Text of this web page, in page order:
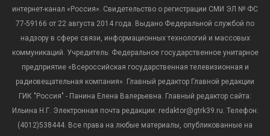
интернет-канал «Россия». Свидетельство о регистрации СМИ ЭЛ № ФС
77-59166 от 22 августа 2014 года. Выдано Федеральной службой по
надзору в сфере связи, информационных технологий и массовых
коммуникаций. Учредитель: Федеральное государственное унитарное
предприятие «Всероссийская государственная телевизионная и
радиовещательная компания». Главный редактор Главной редакции
ГИК "Россия" - Панина Елена Валерьевна. Главный редактор сайта:
Ильина Н.Г. Электронная почта редакции: redaktor@gtrk39.ru. Телефон:
(4012)538444. Все права на любые материалы, опубликованные на